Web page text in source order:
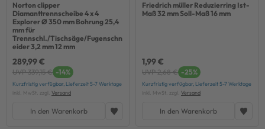
Norton clipper
Diamanttrennscheibe 4 x 4
Explorer Ø 350 mm Bohrung 25,4
mm für
Trennschl./Tischsäge/Fugenschn
eider 3,2 mm 12 mm
289,99 €
UVP 339,15 € -14%
Kurzfristig verfügbar, Lieferzeit 5-7 Werktage
inkl. MwSt. zzgl. Versand
In den Warenkorb
Friedrich müller Reduzierring Ist-
Maß 32 mm Soll-Maß 16 mm
1,99 €
UVP 2,68 € -25%
Kurzfristig verfügbar, Lieferzeit 5-7 Werktage
inkl. MwSt. zzgl. Versand
In den Warenkorb